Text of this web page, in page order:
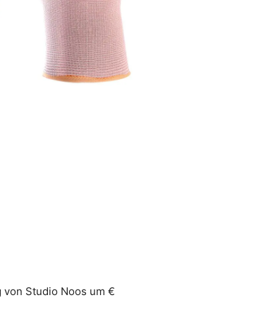
Studio Noos um €